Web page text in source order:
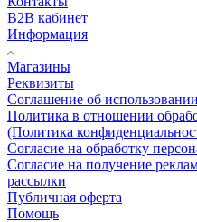
B2B кабинет
Информация
Магазины
Реквизиты
Соглашение об использовании
Политика в отношении
(Политика
Согласие на обработку
Согласие на получение
рассылки
Публичная оферта
Помощь